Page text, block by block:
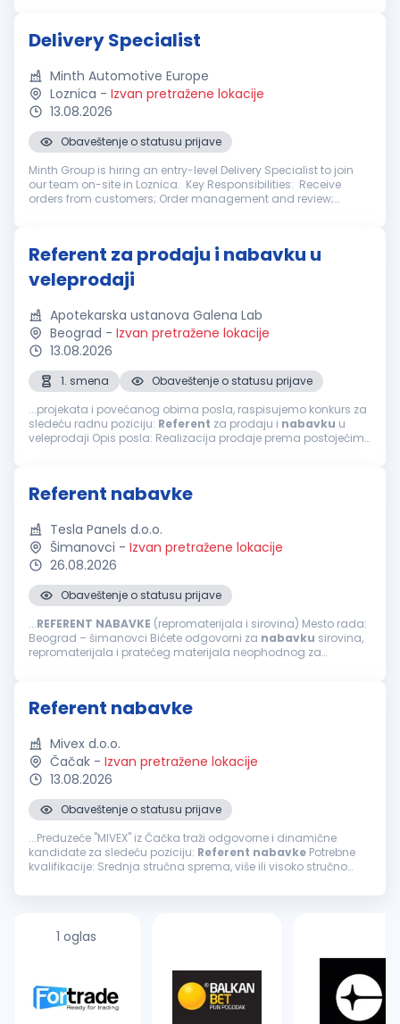
Delivery Specialist
Minth Automotive Europe
Loznica - Izvan pretražene lokacije
13.08.2026
Obaveštenje o statusu prijave
Minth Group is hiring an entry-level Delivery Specialist to join
our team on-site in Loznica. Key Responsibilities: Receive
orders from customers; Order management and review;
Referent za prodaju i nabavku u
veleprodaji
Apotekarska ustanova Galena Lab
Beograd - Izvan pretražene lokacije
13.08.2026
1. smena
Obaveštenje o statusu prijave
...projekata i povećanog obima posla, raspisujemo konkurs za
sledeću radnu poziciju: Referent za prodaju i nabavku u
veleprodaji Opis posla: Realizacija prodaje prema postojećim i
Referent nabavke
Tesla Panels d.o.o.
Šimanovci - Izvan pretražene lokacije
26.08.2026
Obaveštenje o statusu prijave
...REFERENT NABAVKE (repromaterijala i sirovina) Mesto rada:
Beograd – šimanovci Bićete odgovorni za nabavku sirovina,
repromaterijala i pratećeg materijala neophodnog za
Referent nabavke
Mivex d.o.o.
Čačak - Izvan pretražene lokacije
13.08.2026
Obaveštenje o statusu prijave
...Preduzeće "MIVEX" iz Čačka traži odgovorne i dinamične
kandidate za sledeću poziciju: Referent nabavke Potrebne
kvalifikacije: Srednja stručna sprema, više ili visoko stručno
poslovima
1 oglas